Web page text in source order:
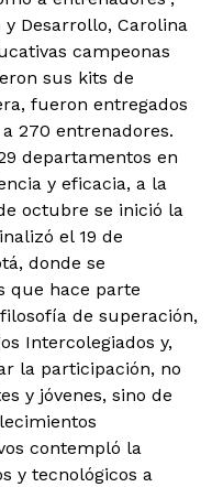
Desarrollo, Carolina
campeonas
sus kits de
fueron entregados
270 entrenadores.
departamentos en
y eficacia, a la
octubre se inició la
el 19 de
donde se
que hace parte
de superación,
Intercolegiados y,
la participación, no
y jóvenes, sino de
contempló la
y tecnológicos a